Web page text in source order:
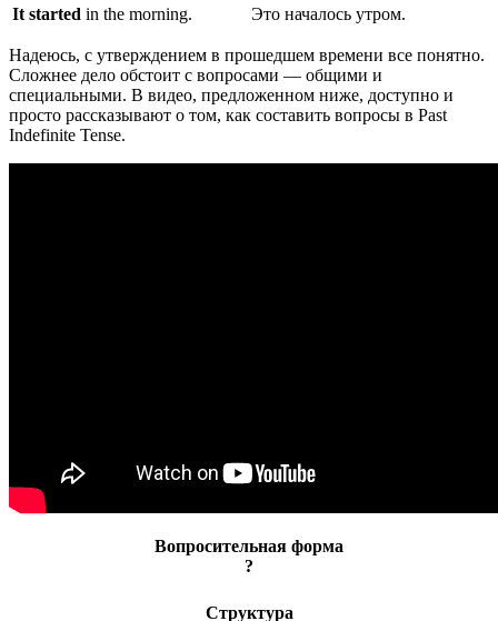
It started in the morning. Это началось утром.
Надеюсь, с утверждением в прошедшем времени все понятно.
Сложнее дело обстоит с вопросами — общими и
специальными. В видео, предложенном ниже, доступно и
просто рассказывают о том, как составить вопросы в Past
Indefinite Tense.
Вопросительная форма
?
Структура